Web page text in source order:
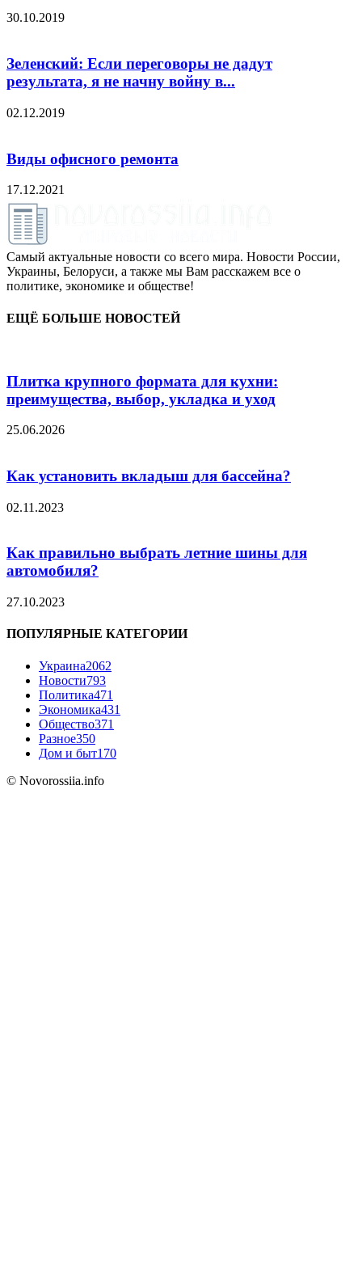
30.10.2019
Зеленский: Если переговоры не дадут
результата, я не начну войну в...
02.12.2019
Виды офисного ремонта
17.12.2021
Самый актуальные новости со всего мира. Новости России,
Украины, Белоруси, а также мы Вам расскажем все о
политике, экономике и обществе!
ЕЩЁ БОЛЬШЕ НОВОСТЕЙ
Плитка крупного формата для кухни:
преимущества, выбор, укладка и уход
25.06.2026
Как установить вкладыш для бассейна?
02.11.2023
Как правильно выбрать летние шины для
автомобиля?
27.10.2023
ПОПУЛЯРНЫЕ КАТЕГОРИИ
Украина2062
Новости793
Политика471
Экономика431
Общество371
Разное350
Дом и быт170
© Novorossiia.info